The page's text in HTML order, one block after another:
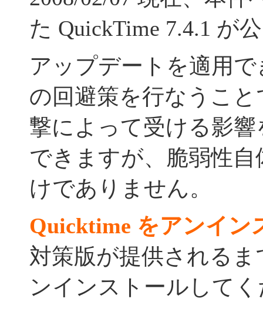
た QuickTime 7.4.1 が
アップデートを適用
の回避策を行なうこ
撃によって受ける影
できますが、脆弱性
けでありません。
Quicktime をアンイン
対策版が提供されるま
ンインストールして